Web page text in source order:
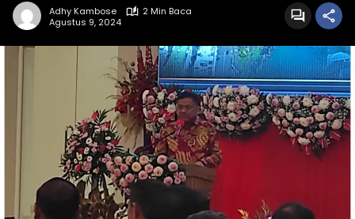
Adhy Kambose
2 Min Baca
Agustus 9, 2024